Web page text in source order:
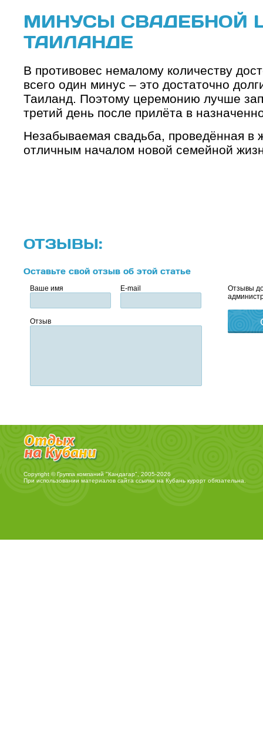
МИНУСЫ СВАДЕБНОЙ
ТАИЛАНДЕ
В противовес немалому количеству
всего один минус – это достаточно
Таиланд. Поэтому церемонию лучше
третий день после прилёта в
Незабываемая свадьба, проведённая в
отличным началом новой семейной
ОТЗЫВЫ:
Оставьте свой отзыв об этой статье
Ваше имя E-mail
Отзыв
Отзывы
Copyright © Группа компаний "Кандагар", 2005-2026
При использовании материалов сайта ссылка на Кубань курортобязательна.